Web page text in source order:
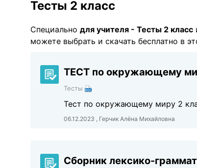
Тесты 2 класс
Специально для учителя - Тесты 2 класс
можете выбрать и скачать бесплатно в
ТЕСТ по окружающему
Тесты
Тест по окружающему миру 2
06.12.2023 , Герчик Алёна Михайловна
Сборник лексико-